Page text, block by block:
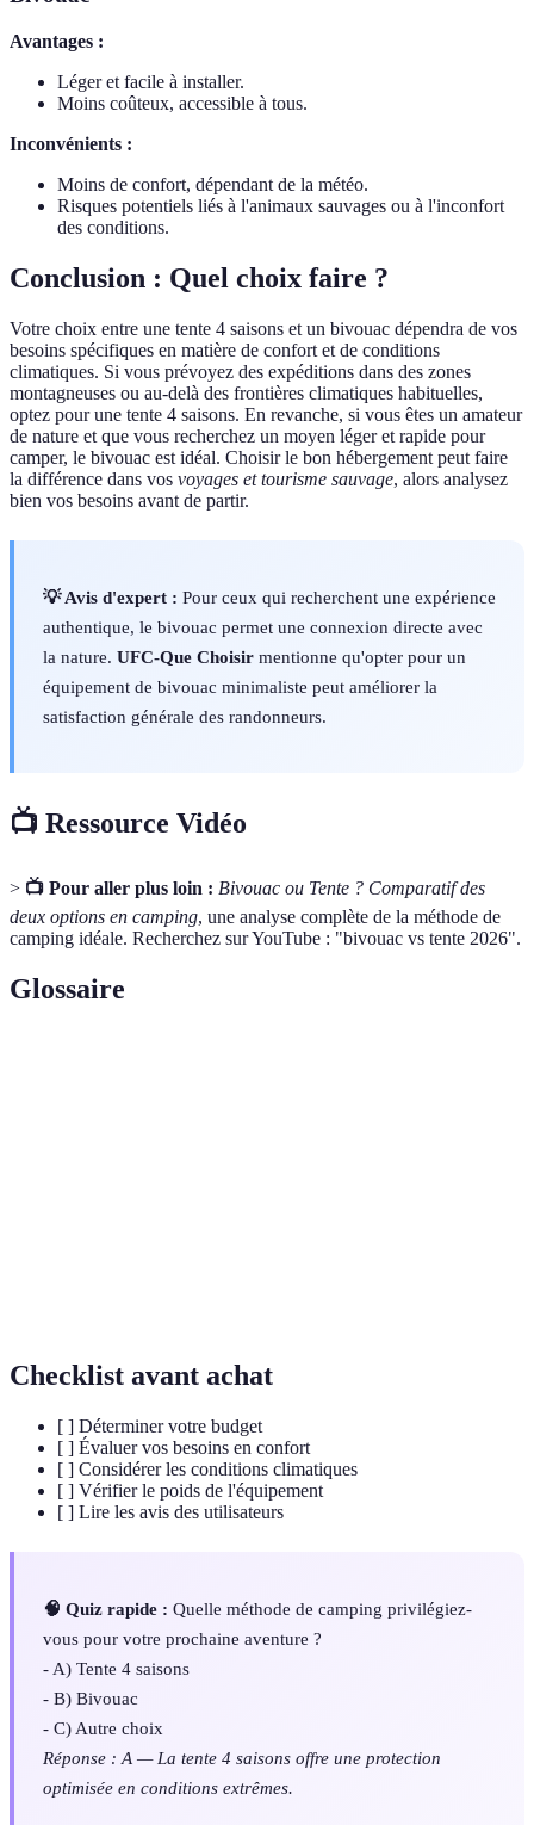
Avantages :
Léger et facile à installer.
Moins coûteux, accessible à tous.
Inconvénients :
Moins de confort, dépendant de la météo.
Risques potentiels liés à l'animaux sauvages ou à l'inconfort
des conditions.
Conclusion : Quel choix faire ?
Votre choix entre une tente 4 saisons et un bivouac dépendra de vos
besoins spécifiques en matière de confort et de conditions
climatiques. Si vous prévoyez des expéditions dans des zones
montagneuses ou au-delà des frontières climatiques habituelles,
optez pour une tente 4 saisons. En revanche, si vous êtes un amateur
de nature et que vous recherchez un moyen léger et rapide pour
camper, le bivouac est idéal. Choisir le bon hébergement peut faire
la différence dans vos voyages et tourisme sauvage, alors analysez
bien vos besoins avant de partir.
💡 Avis d'expert : Pour ceux qui recherchent une expérience
authentique, le bivouac permet une connexion directe avec
la nature. UFC-Que Choisir mentionne qu'opter pour un
équipement de bivouac minimaliste peut améliorer la
satisfaction générale des randonneurs.
📺 Ressource Vidéo
> 📺 Pour aller plus loin : Bivouac ou Tente ? Comparatif des
deux options en camping, une analyse complète de la méthode de
camping idéale. Recherchez sur YouTube : "bivouac vs tente 2026".
Glossaire
Checklist avant achat
[ ] Déterminer votre budget
[ ] Évaluer vos besoins en confort
[ ] Considérer les conditions climatiques
[ ] Vérifier le poids de l'équipement
[ ] Lire les avis des utilisateurs
🧠 Quiz rapide : Quelle méthode de camping privilégiez-
vous pour votre prochaine aventure ?
- A) Tente 4 saisons
- B) Bivouac
- C) Autre choix
Réponse : A — La tente 4 saisons offre une protection
optimisée en conditions extrêmes.